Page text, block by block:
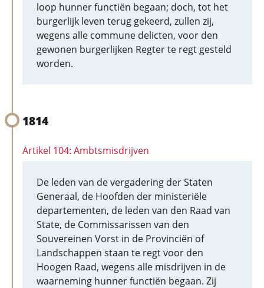
loop hunner functiën begaan; doch, tot het
burgerlijk leven terug gekeerd, zullen zij,
wegens alle commune delicten, voor den
gewonen burgerlijken Regter te regt gesteld
worden.
1814
Artikel 104: Ambtsmisdrijven
De leden van de vergadering der Staten
Generaal, de Hoofden der ministeriële
departementen, de leden van den Raad van
State, de Commissarissen van den
Souvereinen Vorst in de Provinciën of
Landschappen staan te regt voor den
Hoogen Raad, wegens alle misdrijven in de
waarneming hunner functiën begaan. Zij